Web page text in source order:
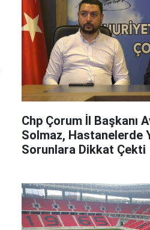
Chp Çorum İl Başkanı
Solmaz, Hastanelerde
Sorunlara Dikkat Çekti